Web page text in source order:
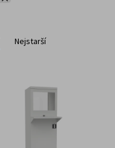
Nejstarší